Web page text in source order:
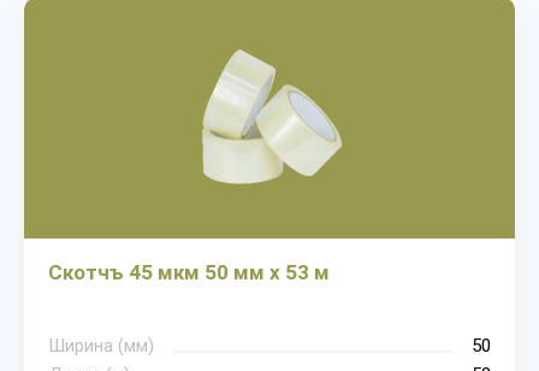
Скотчъ 45 мкм 50 мм х 53 м
Ширина (мм)
50